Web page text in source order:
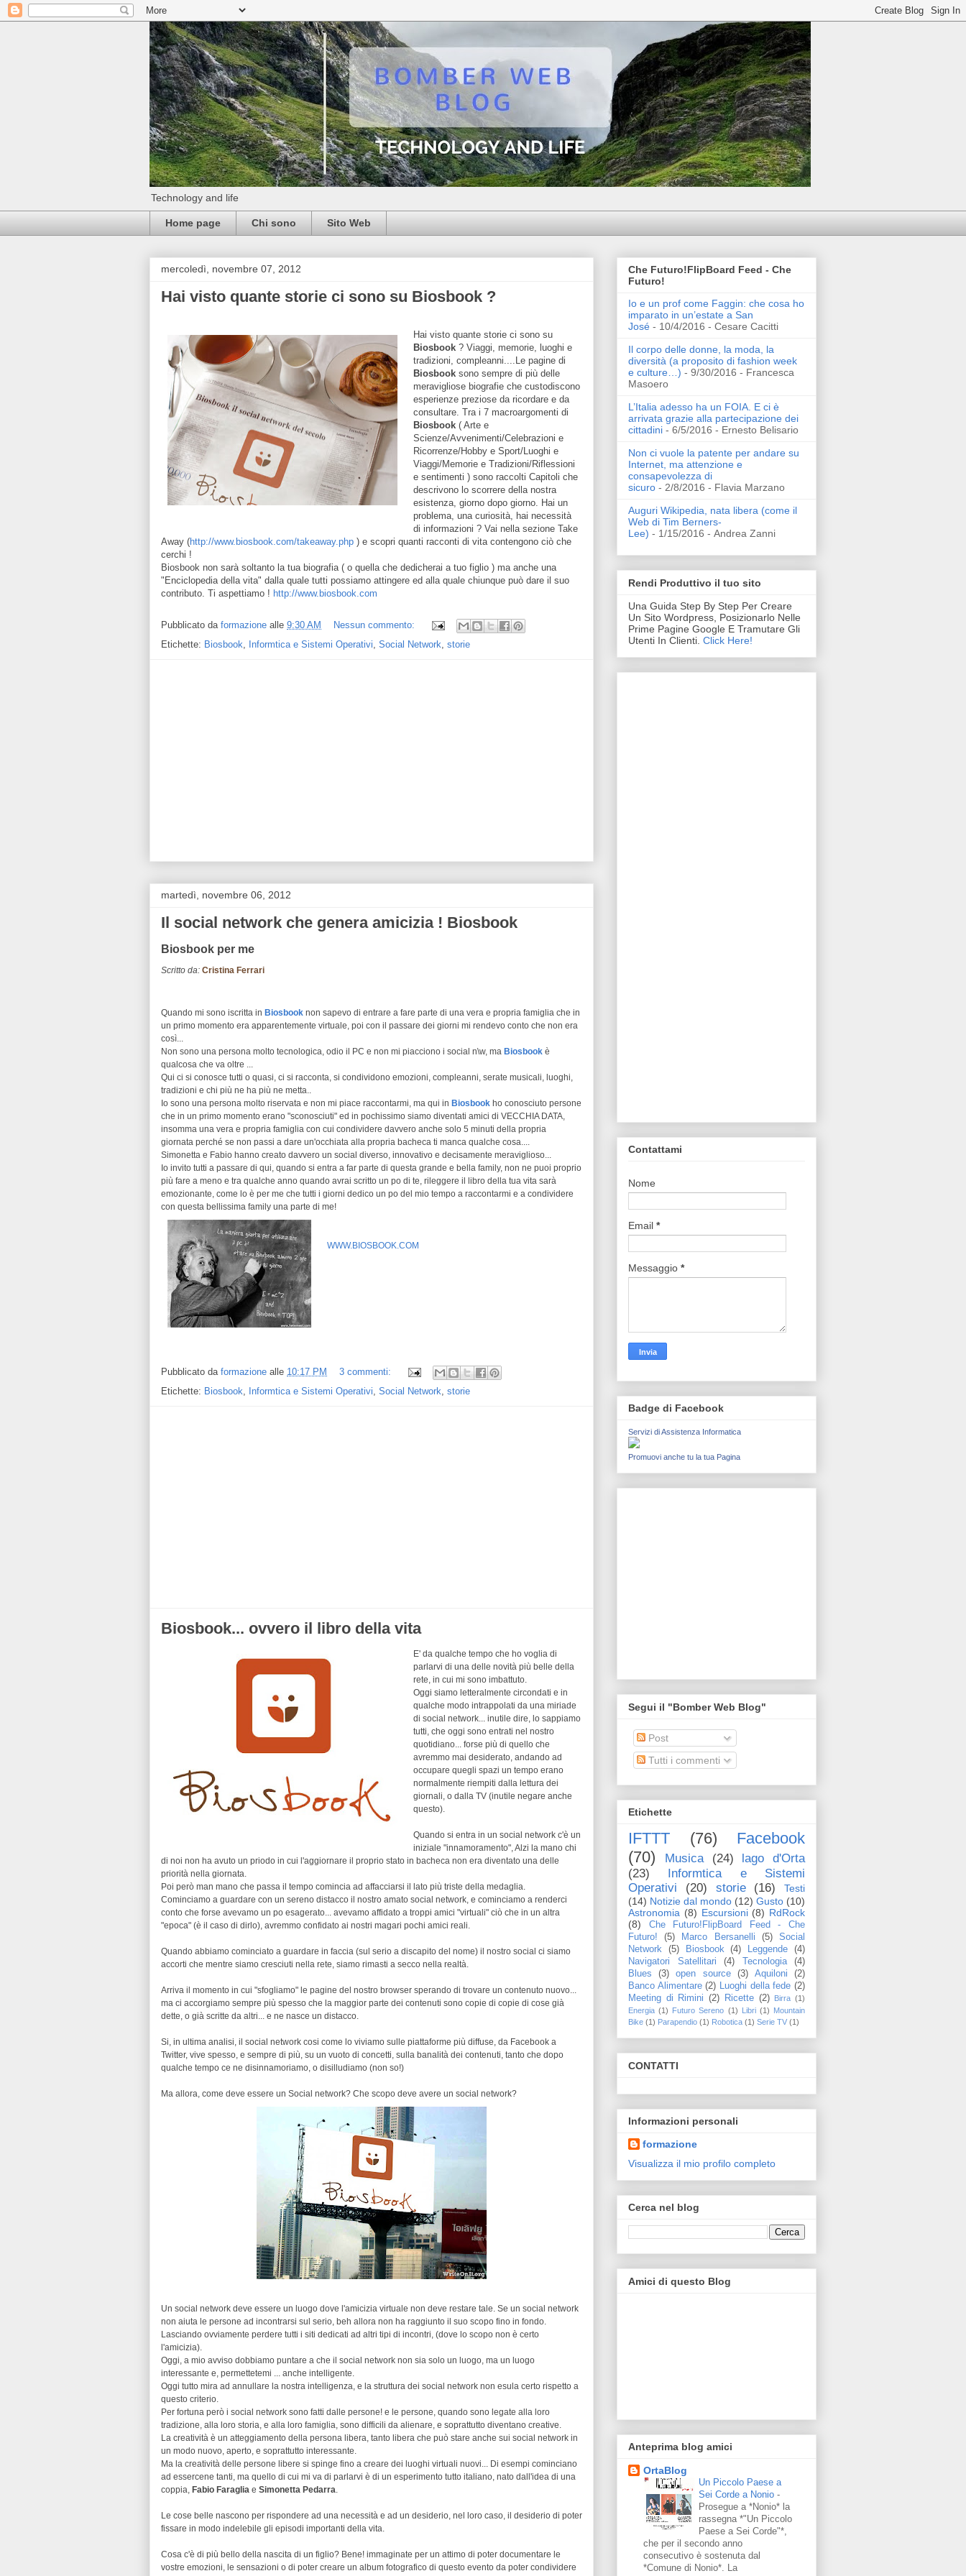
Technology and life
Home page Chi sono Sito Web
mercoledì, novembre 07, 2012
Hai visto quante storie ci sono su Biosbook ?
Hai visto quante storie ci sono su
Biosbook ? Viaggi, memorie, luoghi e
tradizioni, compleanni....Le pagine di
Biosbook sono sempre di più delle
meravigliose biografie che custodiscono
esperienze preziose da ricordare e da
consultare. Tra i 7 macroargomenti di
Biosbook ( Arte e
Scienze/Avvenimenti/Celebrazioni e
Ricorrenze/Hobby e Sport/Luoghi e
Viaggi/Memorie e Tradizioni/Riflessioni
e sentimenti ) sono raccolti Capitoli che
descrivono lo scorrere della nostra
esistenza, giorno dopo giorno. Hai un
problema, una curiosità, hai necessità
di informazioni ? Vai nella sezione Take
Away (http://www.biosbook.com/takeaway.php ) e scopri quanti racconti di vita contengono ciò che
cerchi !
Biosbook non sarà soltanto la tua biografia ( o quella che dedicherai a tuo figlio ) ma anche una
"Enciclopedia della vita" dalla quale tutti possiamo attingere ed alla quale chiunque può dare il suo
contributo. Ti aspettiamo ! http://www.biosbook.com
Pubblicato da formazione alle 9:30 AM
Nessun commento:
Etichette: Biosbook Informtica e Sistemi Operativi Social Network storie
martedì, novembre 06, 2012
Il social network che genera amicizia ! Biosbook
Biosbook per me
Scritto da: Cristina Ferrari
Quando mi sono iscritta in Biosbook non sapevo di entrare a fare parte di una vera e propria famiglia che in
un primo momento era apparentemente virtuale, poi con il passare dei giorni mi rendevo conto che non era
così...
Non sono una persona molto tecnologica, odio il PC e non mi piacciono i social n\w, ma Biosbook è
qualcosa che va oltre ...
Qui ci si conosce tutti o quasi, ci si racconta, si condividono emozioni, compleanni, serate musicali, luoghi,
tradizioni e chi più ne ha più ne metta..
Io sono una persona molto riservata e non mi piace raccontarmi, ma qui in Biosbook ho conosciuto persone
che in un primo momento erano "sconosciuti" ed in pochissimo siamo diventati amici di VECCHIA DATA,
insomma una vera e propria famiglia con cui condividere davvero anche solo 5 minuti della propria
giornata perché se non passi a dare un'occhiata alla propria bacheca ti manca qualche cosa....
Simonetta e Fabio hanno creato davvero un social diverso, innovativo e decisamente meraviglioso...
Io invito tutti a passare di qui, quando si entra a far parte di questa grande e bella family, non ne puoi proprio
più fare a meno e tra qualche anno quando avrai scritto un po di te, rileggere il libro della tua vita sarà
emozionante, come lo è per me che tutti i giorni dedico un po del mio tempo a raccontarmi e a condividere
con questa bellissima family una parte di me!
WWW.BIOSBOOK.COM
Pubblicato da formazione alle 10:17 PM
3 commenti:
Etichette: Biosbook Informtica e Sistemi Operativi Social Network storie
Biosbook... ovvero il libro della vita
E' da qualche tempo che ho voglia di
parlarvi di una delle novità più belle della
rete, in cui mi sono imbattuto.
Oggi siamo letteralmente circondati e in
qualche modo intrappolati da una miriade
di social network... inutile dire, lo sappiamo
tutti, che oggi sono entrati nel nostro
quotidiano... forse più di quello che
avremmo mai desiderato, andando ad
occupare quegli spazi un tempo erano
normalmente riempiti dalla lettura dei
giornali, o dalla TV (inutile negare anche
questo).
Quando si entra in un social network c'è un
iniziale "innamoramento", Alzi la mano chi
di noi non ha avuto un priodo in cui l'aggiornare il proprio stato in bacheca non era diventato una delle
priorità nella giornata.
Poi però man mano che passa il tempo comincia ad affacciarsi il lato più triste della medaglia.
Cominciamo a guardare con un sereno distacco il nostro amato social network, e cominciamo a renderci
conto che forse avevamo un po esagerato... avevamo affidato a troppi amici "virtuali" ciò che in un altra
"epoca" (è il caso di dirlo), avremmo confidato ai nostri magari pochi amici reali.
Quando abbiamo cominciato a guardare in faccia (sul serio a discapito del nome) il nostro social ci siamo
accorti che mentre siamo cresciuti nella rete, siamo rimasti a secco nella realtà.
Arriva il momento in cui "sfogliamo" le pagine del nostro browser sperando di trovare un contenuto nuovo...
ma ci accorgiamo sempre più spesso che la maggior parte dei contenuti sono copie di copie di cose già
dette, o già scritte da altri... e ne nasce un distacco.
Si, in ultima analisi, il social network cosi come lo viviamo sulle piattaforme più diffuse, da Facebook a
Twitter, vive spesso, e sempre di più, su un vuoto di concetti, sulla banalità dei contenuti, tanto che dopo
qualche tempo ce ne disinnamoriamo, o disilludiamo (non so!)
Ma allora, come deve essere un Social network? Che scopo deve avere un social network?
Un social network deve essere un luogo dove l'amicizia virtuale non deve restare tale. Se un social network
non aiuta le persone ad incontrarsi sul serio, beh allora non ha raggiunto il suo scopo fino in fondo.
Lasciando ovviamente perdere tutti i siti dedicati ad altri tipi di incontri, (dove lo scopo non è certo
l'amicizia).
Oggi, a mio avviso dobbiamo puntare a che il social network non sia solo un luogo, ma un luogo
interessante e, permettetemi ... anche intelligente.
Oggi tutto mira ad annullare la nostra intelligenza, e la struttura dei social network non esula certo rispetto a
questo criterio.
Per fortuna però i social network sono fatti dalle persone! e le persone, quando sono legate alla loro
tradizione, alla loro storia, e alla loro famiglia, sono difficili da alienare, e soprattutto diventano creative.
La creatività è un atteggiamento della persona libera, tanto libera che può stare anche sui social network in
un modo nuovo, aperto, e soprattutto interessante.
Ma la creatività delle persone libere si spinge fino a creare dei luoghi virtuali nuovi... Di esempi cominciano
ad essercene tanti, ma quello di cui mi va di parlarvi è di un esperimento tutto italiano, nato dall'idea di una
coppia, Fabio Faraglia e Simonetta Pedarra
Le cose belle nascono per rispondere ad una necessità e ad un desiderio, nel loro caso, il desiderio di poter
fissare in modo indelebile gli episodi importanti della vita.
Cosa c'è di più bello della nascita di un figlio? Bene! immaginate per un attimo di poter documentare le
vostre emozioni, le sensazioni o di poter creare un album fotografico di questo evento da poter condividere
Che Futuro!FlipBoard Feed - Che
Futuro!
Io e un prof come Faggin: che cosa ho
imparato in un’estate a San
José - 10/4/2016 - Cesare Cacitti
Il corpo delle donne, la moda, la
diversità (a proposito di fashion week
e culture…) - 9/30/2016 - Francesca
Masoero
L’Italia adesso ha un FOIA. E ci è
arrivata grazie alla partecipazione dei
cittadini - 6/5/2016 - Ernesto Belisario
Non ci vuole la patente per andare su
Internet, ma attenzione e
consapevolezza di
sicuro - 2/8/2016 - Flavia Marzano
Auguri Wikipedia, nata libera (come il
Web di Tim Berners-
Lee) - 1/15/2016 - Andrea Zanni
Rendi Produttivo il tuo sito
Una Guida Step By Step Per Creare
Un Sito Wordpress, Posizionarlo Nelle
Prime Pagine Google E Tramutare Gli
Utenti In Clienti. Click Here!
Contattami
Nome
Email *
Messaggio *
Badge di Facebook
Servizi di Assistenza Informatica
Promuovi anche tu la tua Pagina
Segui il "Bomber Web Blog"
Post
Tutti i commenti
Etichette
IFTTT (76)
Facebook
(70)
Musica (24)
lago d'Orta
(23)
Informtica e Sistemi
Operativi
(20) storie (16)
Testi
(14) Notizie dal mondo (12) Gusto (10)
Astronomia (8) Escursioni (8) RdRock
(8)
Che Futuro!FlipBoard Feed - Che
Futuro!
(5) Marco Bersanelli (5)
Social
Network
(5) Biosbook (4) Leggende
(4)
Navigatori Satellitari
(4) Tecnologia
(4)
Blues
(3) open source (3) Aquiloni
(2)
Banco Alimentare (2) Luoghi della fede (2)
Meeting di Rimini (2) Ricette (2) Birra (1)
Energia (1) Futuro Sereno (1) Libri (1) Mountain
Bike (1) Parapendio (1) Robotica (1) Serie TV (1)
CONTATTI
Informazioni personali
formazione
Visualizza il mio profilo completo
Cerca nel blog
Amici di questo Blog
Anteprima blog amici
OrtaBlog
Un Piccolo Paese a
Sei Corde a Nonio -
Prosegue a *Nonio* la
rassegna *"Un Piccolo
Paese a Sei Corde"*,
che per il secondo anno
consecutivo è sostenuta dal
*Comune di Nonio*. La